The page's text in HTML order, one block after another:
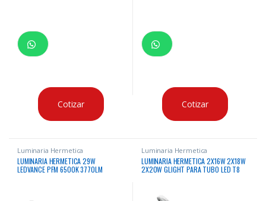
Cotizar Cotizar
Luminaria Hermetica
LUMINARIA HERMETICA 29W
LEDVANCE PFM 6500K 3770LM
Luminaria Hermetica
LUMINARIA HERMETICA 2X16W 2X18W
2X20W GLIGHT PARA TUBO LED T8